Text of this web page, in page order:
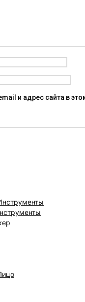
и адрес сайта в